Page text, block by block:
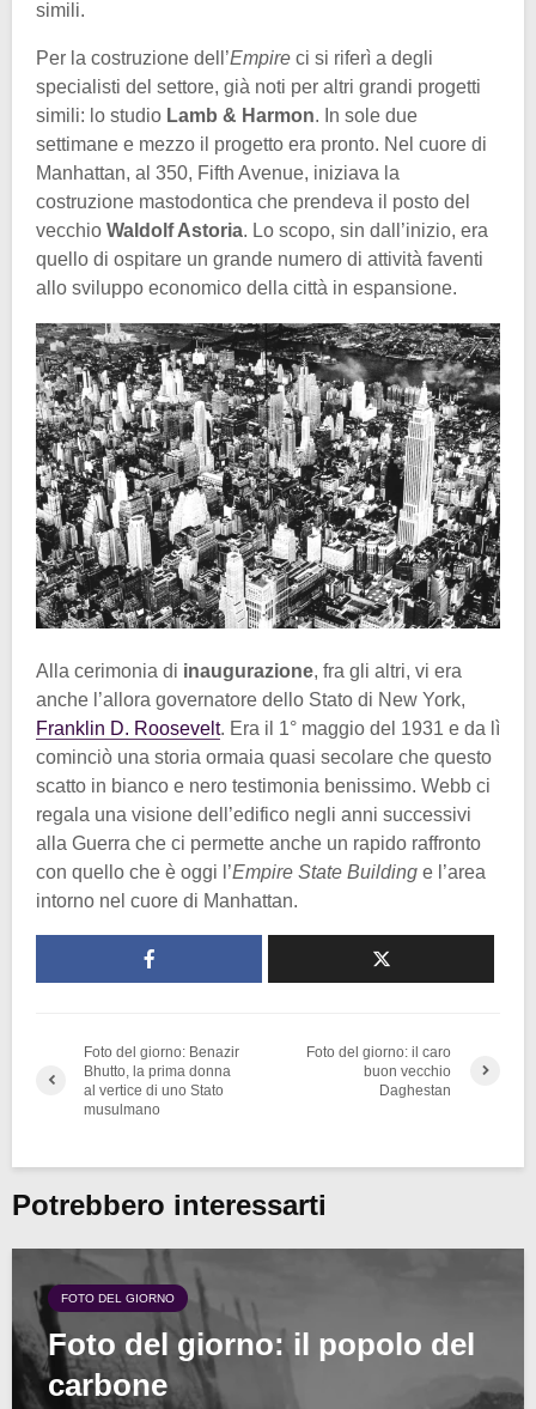
simili.
Per la costruzione dell’Empire ci si riferì a degli
specialisti del settore, già noti per altri grandi progetti
simili: lo studio Lamb & Harmon. In sole due
settimane e mezzo il progetto era pronto. Nel cuore di
Manhattan, al 350, Fifth Avenue, iniziava la
costruzione mastodontica che prendeva il posto del
vecchio Waldolf Astoria. Lo scopo, sin dall’inizio, era
quello di ospitare un grande numero di attività faventi
allo sviluppo economico della città in espansione.
Alla cerimonia di inaugurazione, fra gli altri, vi era
anche l’allora governatore dello Stato di New York,
Franklin D. Roosevelt. Era il 1° maggio del 1931 e da lì
cominciò una storia ormaia quasi secolare che questo
scatto in bianco e nero testimonia benissimo. Webb ci
regala una visione dell’edifico negli anni successivi
alla Guerra che ci permette anche un rapido raffronto
con quello che è oggi l’Empire State Building e l’area
intorno nel cuore di Manhattan.
Foto del giorno: Benazir
Bhutto, la prima donna
al vertice di uno Stato
musulmano
Foto del giorno: il caro
buon vecchio
Daghestan
Potrebbero interessarti
FOTO DEL GIORNO
Foto del giorno: il popolo del
carbone